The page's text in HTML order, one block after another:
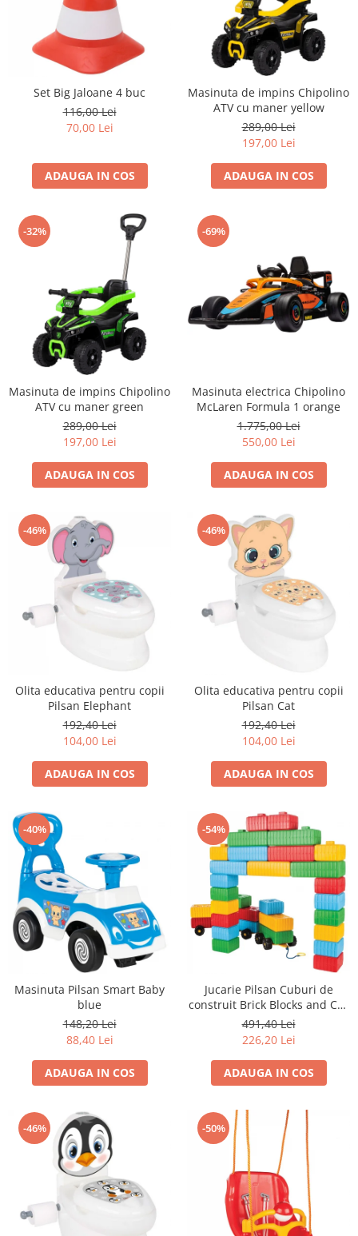
MillaMinis
Noris
Paint Art
Pilsan
Progarden
Prosperplast
Purple Cow
Raduka
Schmidt
Sequin Art
Silverlit
Simba
Smoby
Spin Master
Stragoo Games
Sycomore
Tender Leaf
Topbright
Trefl
Vektory
Viga Toys
Wonderworld
Set Big Jaloane 4 buc
116,00 Lei
70,00 Lei
ADAUGA IN COS
Masinuta de impins Chipolino
ATV cu maner yellow
289,00 Lei
197,00 Lei
ADAUGA IN COS
-32%
Masinuta de impins Chipolino
ATV cu maner green
289,00 Lei
197,00 Lei
ADAUGA IN COS
-69%
Masinuta electrica Chipolino
McLaren Formula 1 orange
1.775,00 Lei
550,00 Lei
ADAUGA IN COS
-46%
Olita educativa pentru copii
Pilsan Elephant
192,40 Lei
104,00 Lei
ADAUGA IN COS
-46%
Olita educativa pentru copii
Pilsan Cat
192,40 Lei
104,00 Lei
ADAUGA IN COS
-40%
Masinuta Pilsan Smart Baby
blue
148,20 Lei
88,40 Lei
ADAUGA IN COS
-54%
Jucarie Pilsan Cuburi de
construit Brick Blocks and Car
Set 43 piese
491,40 Lei
226,20 Lei
ADAUGA IN COS
-46% -50%